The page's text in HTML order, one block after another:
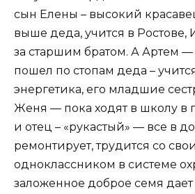
сын Елены – высокий
выше деда, учится в Ростове,
за старшим братом. А Артем
пошел по стопам деда –
энергетика, его младшие
Женя — пока ходят в школу в
и отец – «рукастый» — все в
ремонтирует, трудится со
одноклассником в системе
заложенное доброе семя